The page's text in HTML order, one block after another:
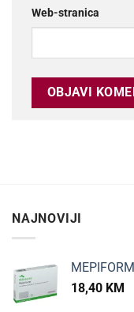
Web-stranica
NAJNOVIJI
18,40 KM